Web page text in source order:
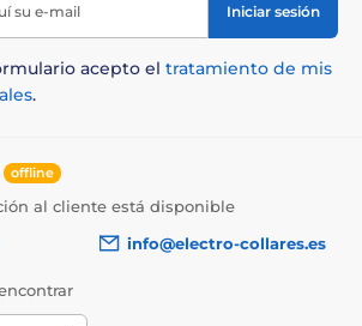
su e-mail Iniciar sesión
acepto el tratamiento de mis
.
offline
al cliente está disponible
info@electro-collares.es